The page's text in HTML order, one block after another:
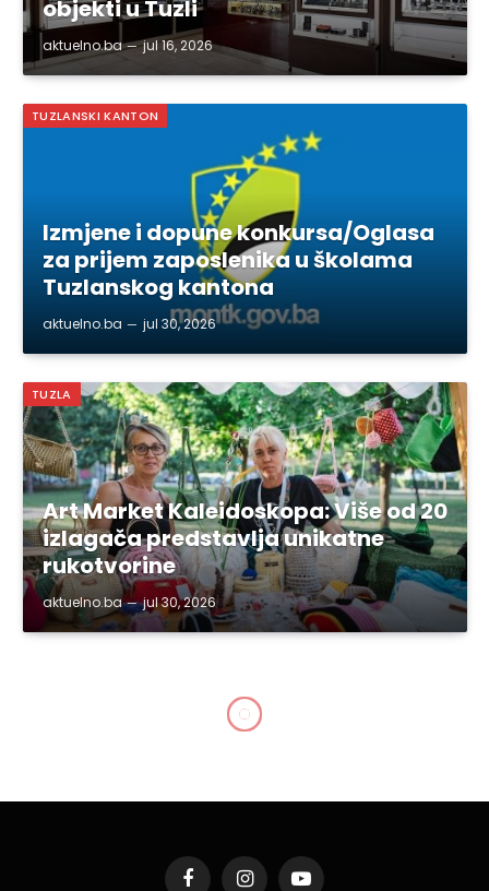
objekti u Tuzli
aktuelno.ba jul 16, 2026
TUZLANSKI KANTON
Izmjene i dopune konkursa/Oglasa
za prijem zaposlenika u školama
Tuzlanskog kantona
aktuelno.ba jul 30, 2026
TUZLA
Art Market Kaleidoskopa: Više od 20
izlagača predstavlja unikatne
rukotvorine
aktuelno.ba jul 30, 2026
Baka od 98 godina otišla u
starački dom kako bi